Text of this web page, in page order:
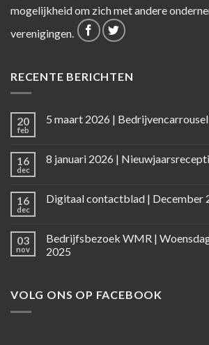
mogelijkheid om zich met andere
verenigingen.
RECENTE BERICHTEN
20
feb
5 maart 2026 | Bedrijvencarrousel
16
dec
8 januari 2026 |
16
dec
Digitaal contactblad | December
03
nov
Bedrijfsbezoek WMR |
2025
VOLG ONS OP FACEBOOK